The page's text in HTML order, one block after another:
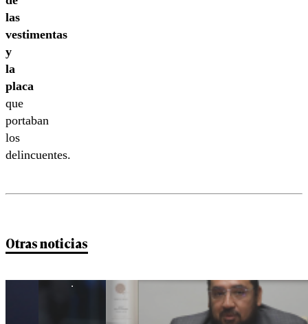
las
vestimentas
y
la
placa
que
portaban
los
delincuentes.
Otras noticias